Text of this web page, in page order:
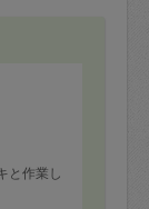
と作業し